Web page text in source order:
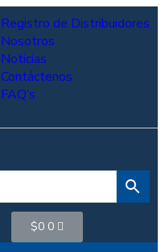
Registro de Distribuidores
Nosotros
Noticias
Contáctenos
FAQ’s
$0 0